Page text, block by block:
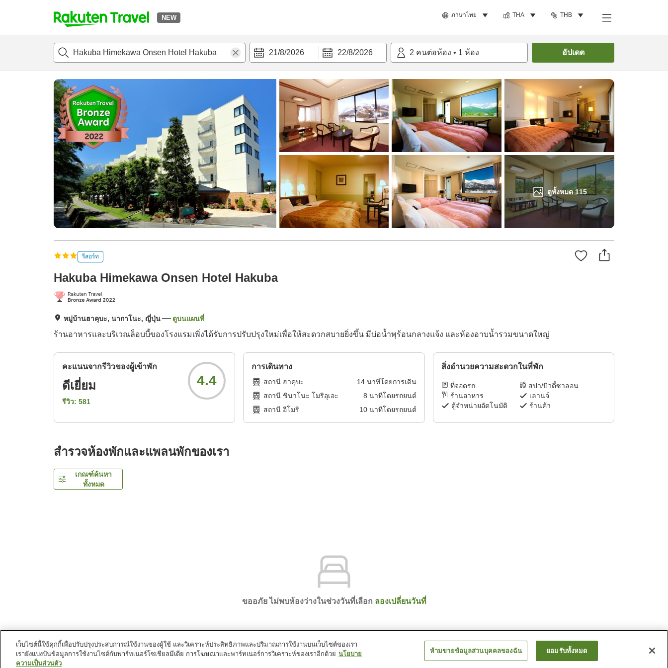
NEW ภาษาไทย THA THB
t
p
a
g
e
_
s
e
a
r
c
h
21/8/2026 22/8/2026 2 คนต่อห้อง • 1 ห้อง อัปเดต
ดูทั้งหมด115
แนะนำที่พักห้องพักและแพลนพักรีวิวสิ่่งอำนวยความสะดวก ค้นหาห้องพัก
รีสอร์ท
Hakuba Himekawa Onsen Hotel Hakuba
หมู่บ้านฮาคุบะ, นากาโนะ, ญี่ปุ่น ดูบนแผนที่
ร้านอาหารและบริเวณล็อบบี้ของโรงแรมเพิ่งได้รับการปรับปรุงใหม่เพื่อให้สะดวกสบายยิ่งขึ้น มีบ่อน้ำพุร้อนกลางแจ้ง และห้องอาบน้ำรวมขนาดใหญ่
คะแนนจากรีวิวของผู้เข้าพัก
ดีเยี่ยม
รีวิว: 581
4.4
การเดินทาง
สถานี ฮาคุบะ 14นาทีโดยการเดิน
สถานี ชินาโนะ โมริอุเอะ
8 นาทีโดยรถยนต์
สถานี อีโมริ
10นาทีโดยรถยนต์
สิ่งอำนวยความสะดวกในที่พัก
ที่จอดรถ
สปา/บิวตี้ซาลอน
ร้านอาหาร
เลานจ์
ตู้จำหน่ายอัตโนมัติ
ร้านค้า
สำรวจห้องพักและแพลนพักของเรา
เกณฑ์ค้นหา
ทั้งหมด
ขออภัย ไม่พบห้องว่างในช่วงวันที่เลือก ลองเปลี่ยนวันที่
หน้าแรก
เว็บไซต์นี้ใช้คุกกี้เพื่อปรับปรุงประสบการณ์ใช้งานของผู้ใช้ และวิเคราะห์ประสิทธิภาพและปริมาณการใช้งานบนเว็บไซต์ของเรา
เรายังแบ่งปันข้อมูลการใช้งานไซต์กับพาร์ทเนอร์โซเชียลมีเดีย การโฆษณาและพาร์ทเนอร์การวิเคราะห์ของเราอีกด้วย นโยบาย
ความเป็นส่วนตัว
ห้ามขายข้อมูลส่วนบุคคลของฉัน ยอมรับทั้งหมด